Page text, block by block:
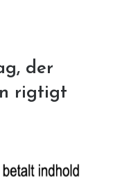
der
rigtigt